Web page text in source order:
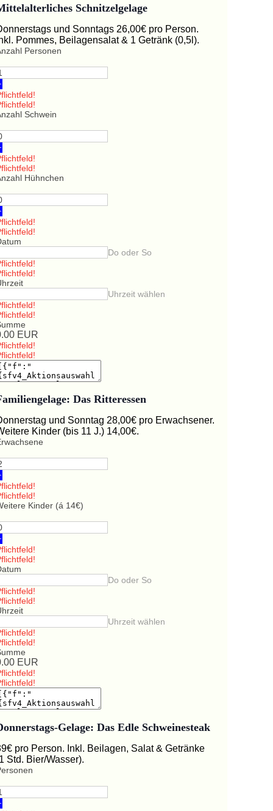
Schnitzelgelage
und Sonntags 26,00€ pro Person.
Pommes, Beilagensalat & 1 Getränk (0,5l).
Personen
Schwein
Hühnchen
Do oder So
Uhrzeit wählen
EUR
Das Ritteressen
und Sonntag 28,00€ pro Erwachsener.
Kinder (bis 11 J.) 14,00€.
Kinder (á 14€)
Do oder So
Uhrzeit wählen
EUR
Gelage: Das Edle Schweinesteak
pro Person. Inkl. Beilagen, Salat & Getränke
Std. Bier/Wasser).